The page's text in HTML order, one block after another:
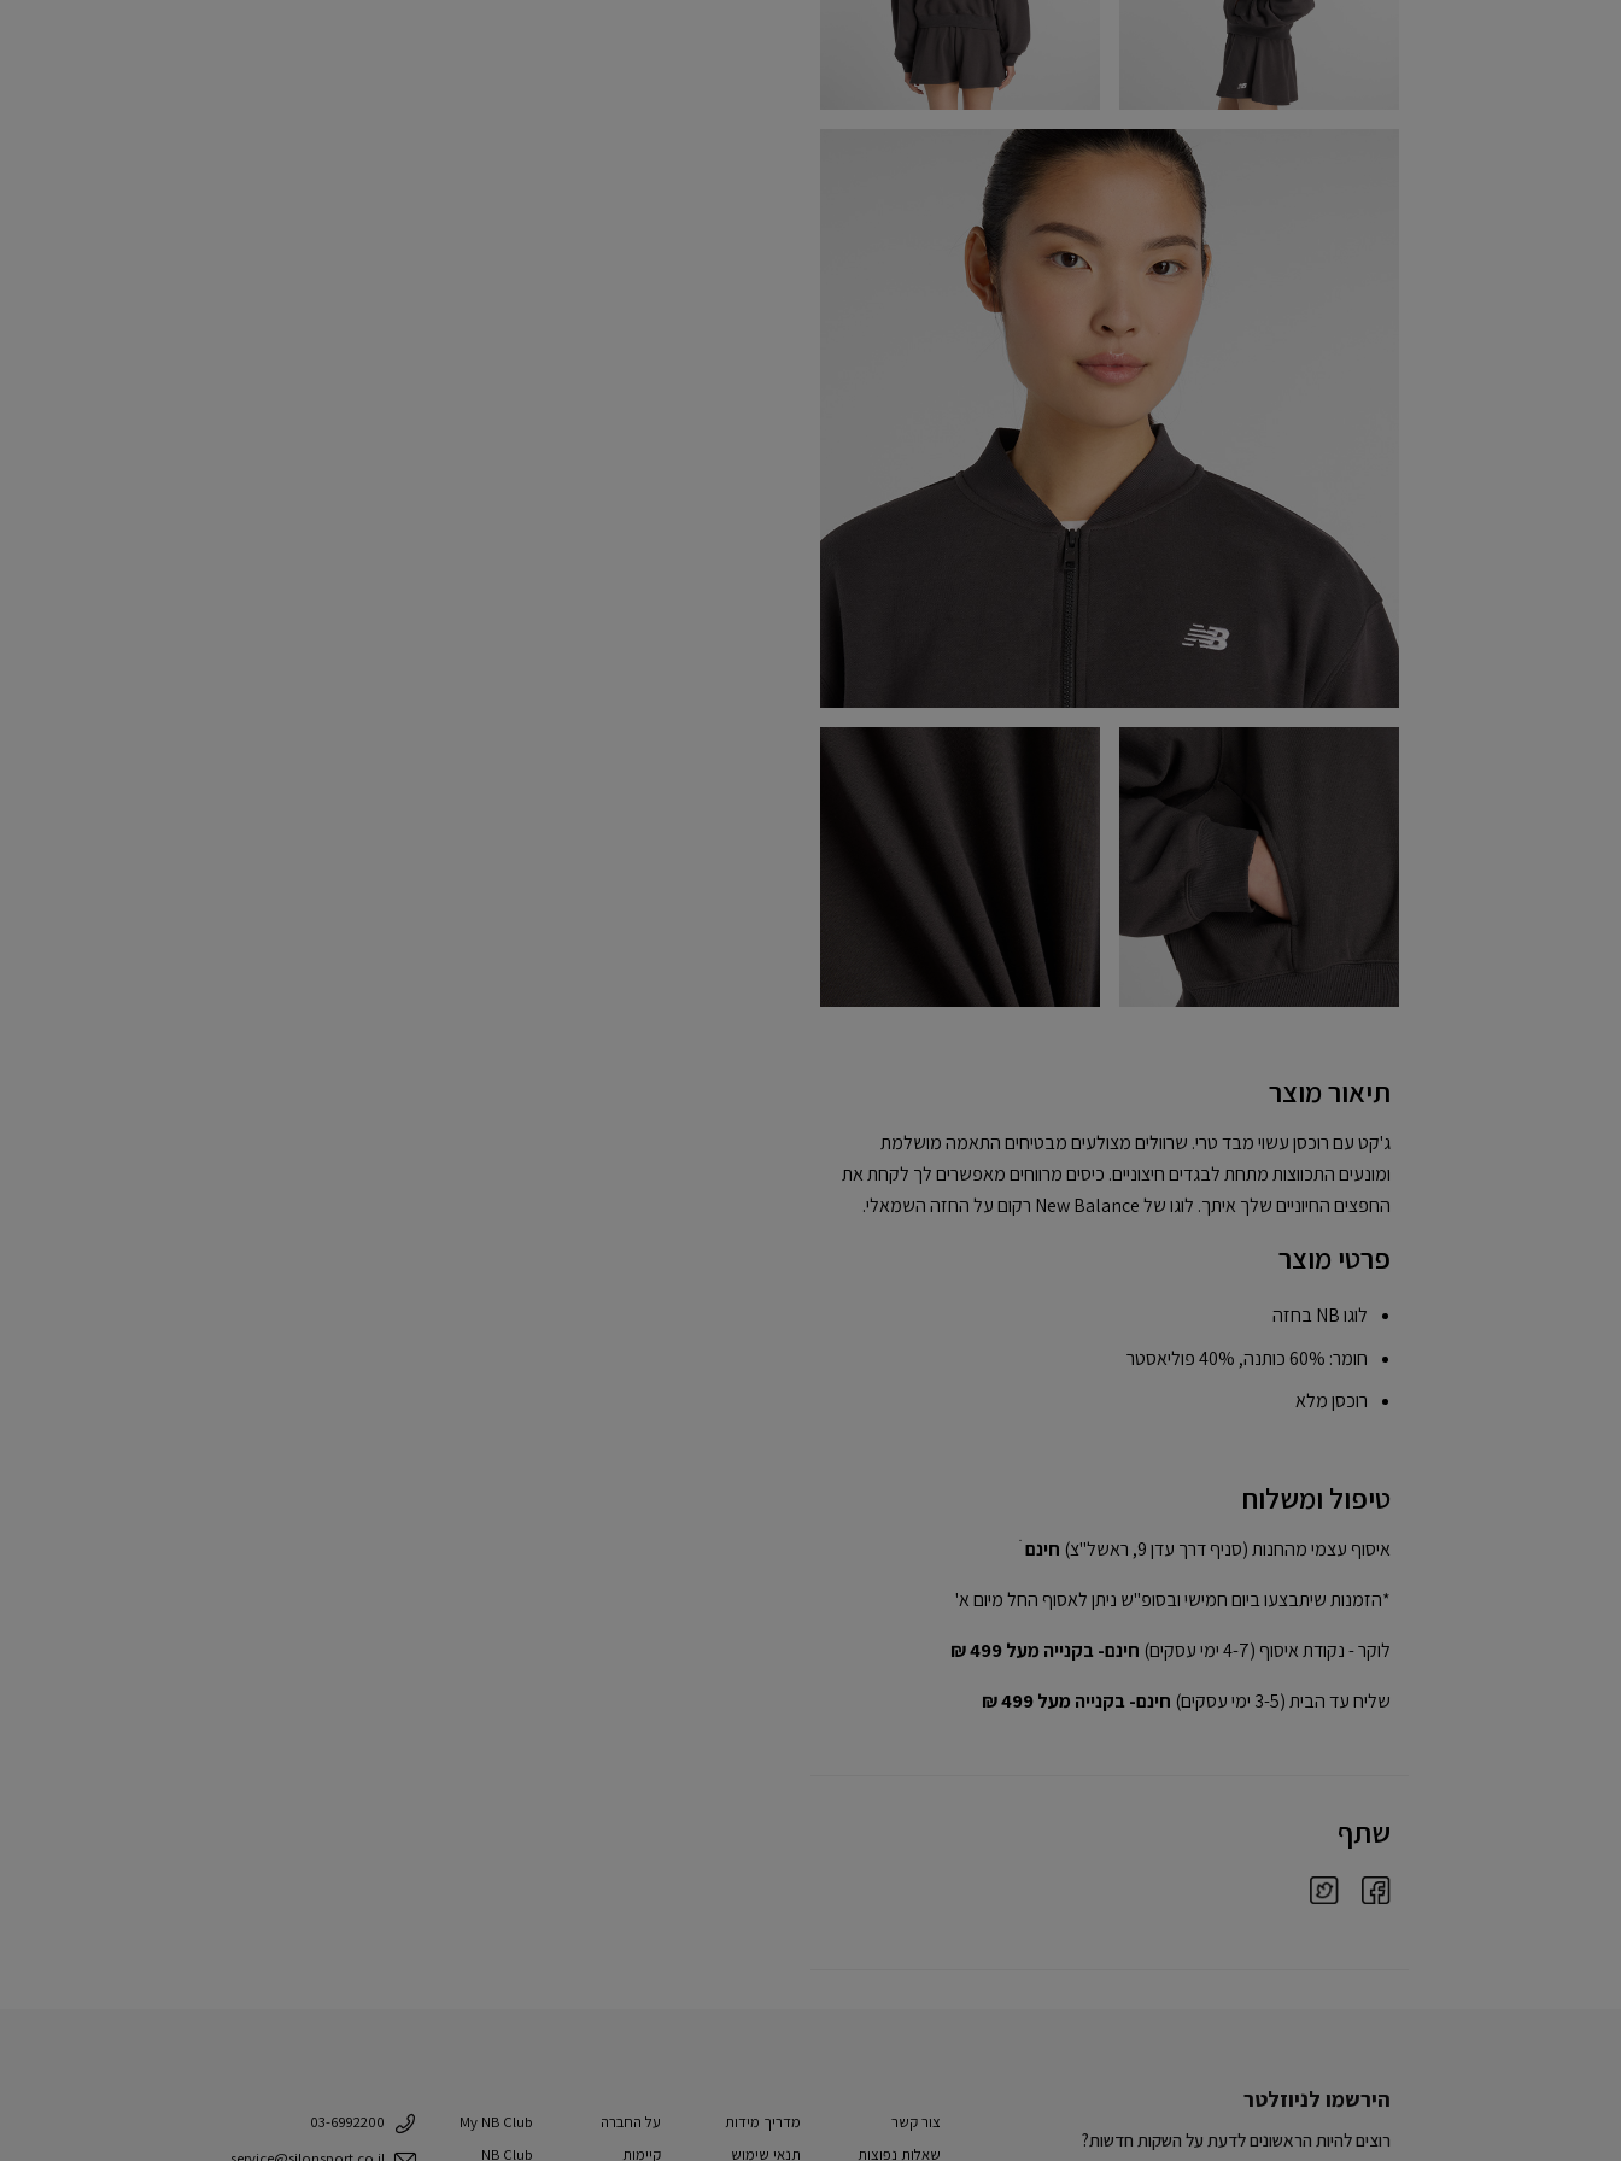
תיאור מוצר
ג'קט עם רוכסן עשוי מבד טרי. שרוולים מצולעים מבטיחים התאמה מושלמת
ומונעים התכווצות מתחת לבגדים חיצוניים. כיסים מרווחים מאפשרים לך לקחת את
החפצים החיוניים שלך איתך. לוגו של New Balance רקום על החזה השמאלי.
פרטי מוצר
לוגו NB בחזה
חומר: 60% כותנה, 40% פוליאסטר
רוכסן מלא
טיפול ומשלוח
איסוף עצמי מהחנות (סניף דרך עדן 9, ראשל"צ) חינםׁ
*הזמנות שיתבצעו ביום חמישי ובסופ"ש ניתן לאסוף החל מיום א'
לוקר - נקודת איסוף (4-7 ימי עסקים)
חינם- בקנייה מעל 499 ₪
שליח עד הבית (3-5 ימי עסקים)
חינם- בקנייה מעל 499 ₪
שתף
הירשמו לניוזלטר
רוצים להיות הראשונים לדעת על השקות חדשות?
צור קשר
שאלות נפוצות
מדריך מידות
תנאי שימוש
על החברה
קיימות
My NB Club
NB Club
03-6992200